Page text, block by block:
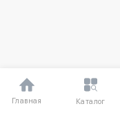
Главная Каталог